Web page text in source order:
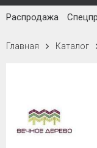
Распродажа
Главная Каталог